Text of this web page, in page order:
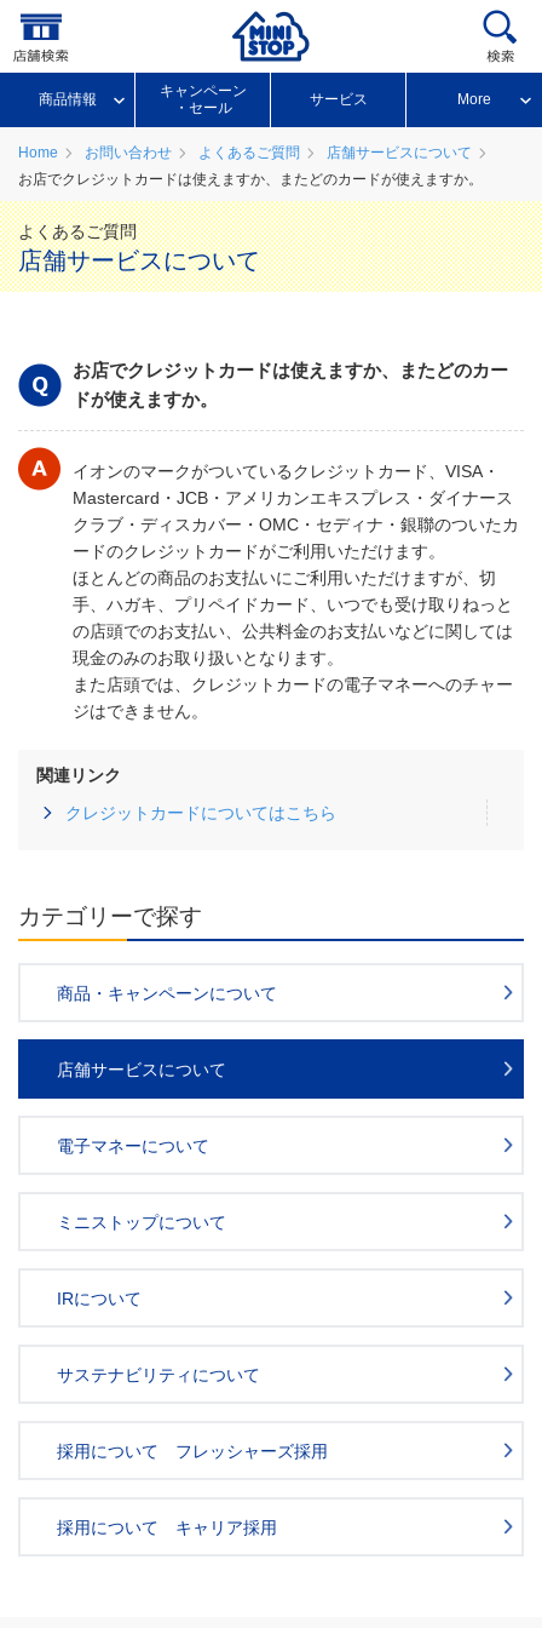
商品情報
キャンペーン
・セール
サービス More
Home お問い合わせ よくあるご質問
店舗サービスについて
お店でクレジットカードは使えますか、またどのカードが使えますか。
よくあるご質問
店舗サービスについて
お店でクレジットカードは使えますか、またどのカー
ドが使えますか。
イオンのマークがついているクレジットカード、VISA・
Mastercard・JCB・アメリカンエキスプレス・ダイナース
クラブ・ディスカバー・OMC・セディナ・銀聯のついたカ
ードのクレジットカードがご利用いただけます。
ほとんどの商品のお支払いにご利用いただけますが、切
手、ハガキ、プリペイドカード、いつでも受け取りねっと
の店頭でのお支払い、公共料金のお支払いなどに関しては
現金のみのお取り扱いとなります。
また店頭では、クレジットカードの電子マネーへのチャー
ジはできません。
関連リンク
クレジットカードについてはこちら
カテゴリーで探す
商品・キャンペーンについて
店舗サービスについて
電子マネーについて
ミニストップについて
IRについて
サステナビリティについて
採用について フレッシャーズ採用
採用について キャリア採用